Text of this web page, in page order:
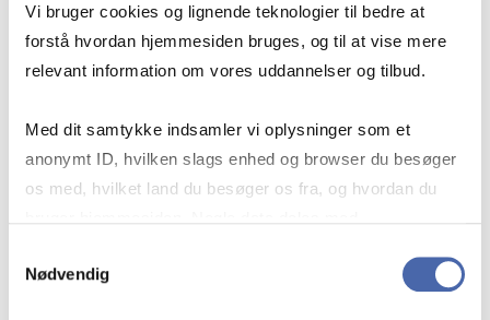
Vi bruger cookies og lignende teknologier til bedre at
forstå hvordan hjemmesiden bruges, og til at vise mere
relevant information om vores uddannelser og tilbud.
Med dit samtykke indsamler vi oplysninger som et
anonymt ID, hvilken slags enhed og browser du besøger
os med, hvilket land du besøger os fra, og hvordan du
markedsføring. Du bestemmer selv - og kan altid trække
Nødvendig
HA(fil.) - erhvervs­økonomi og fi­lo­so­fi
virksomheder møder i vores komplekse verden.
effektivitet og…
Økonomi og matematik Kultur og samfund